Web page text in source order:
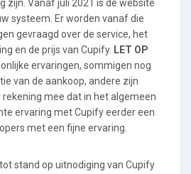
zijn. Vanaf juli 2021 is de website
systeem. Er worden vanaf die
gevraagd over de service, het
en de prijs van Cupify. LET OP
ervaringen, sommigen nog
van de aankoop, andere zijn
mee dat in het algemeen
ervaring met Cupify eerder een
met een fijne ervaring.
tot stand op uitnodiging van Cupify